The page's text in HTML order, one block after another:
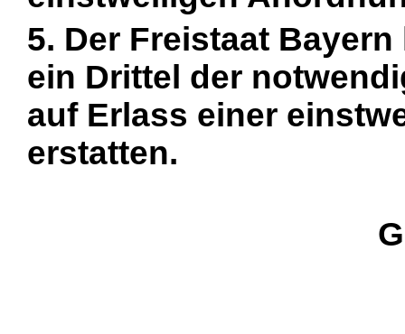
5. Der Freistaat
ein Drittel der
auf Erlass einer
erstatten.